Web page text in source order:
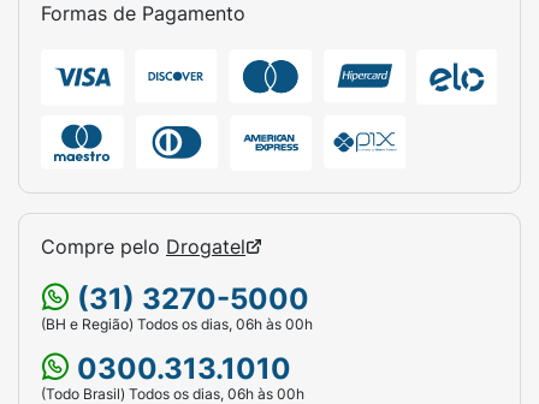
Formas de Pagamento
Compre pelo Drogatel
(31) 3270-5000
(BH e Região) Todos os dias, 06h às 00h
0300.313.1010
(Todo Brasil) Todos os dias, 06h às 00h